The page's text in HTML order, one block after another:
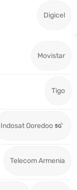
Digicel
Movistar
Tigo
Indosat Ooredoo
Telecom Armenia